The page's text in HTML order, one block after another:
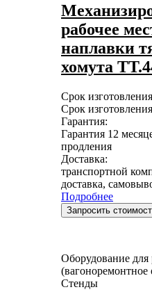
рабочее
наплавки
хомута
Срок
Срок
Гарантия:
Гарантия 12
продления
Доставка:
транспортной
доставка,
Подробнее
Запросить
Оборудование для
(вагоноремонтное
Стенды